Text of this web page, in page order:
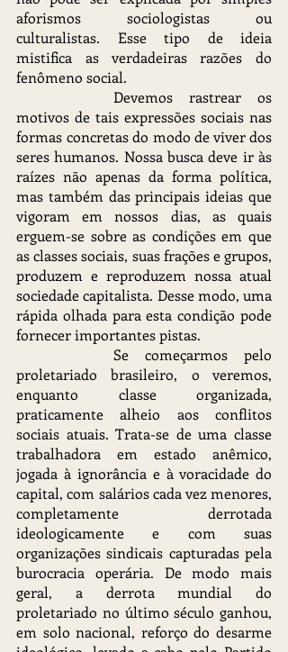
aforismos sociologistas ou
culturalistas. Esse tipo de ideia
mistifica as verdadeiras razões do
fenômeno social.
motivos de tais expressões sociais nas
formas concretas do modo de viver dos
seres humanos. Nossa busca deve ir às
raízes não apenas da forma política,
mas também das principais ideias que
vigoram em nossos dias, as quais
erguem-se sobre as condições em que
as classes sociais, suas frações e grupos,
produzem e reproduzem nossa atual
sociedade capitalista. Desse modo, uma
rápida olhada para esta condição pode
fornecer importantes pistas.
proletariado brasileiro, o veremos,
enquanto classe organizada,
praticamente alheio aos conflitos
sociais atuais. Trata-se de uma classe
trabalhadora em estado anêmico,
jogada à ignorância e à voracidade do
capital, com salários cada vez menores,
completamente derrotada
ideologicamente e com suas
organizações sindicais capturadas pela
burocracia operária. De modo mais
geral, a derrota mundial do
proletariado no último século ganhou,
em solo nacional, reforço do desarme